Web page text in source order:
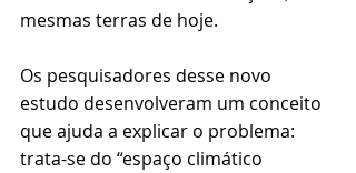
mesmas terras de hoje.
Os pesquisadores desse novo
estudo desenvolveram um conceito
que ajuda a explicar o problema:
trata-se do “espaço climático